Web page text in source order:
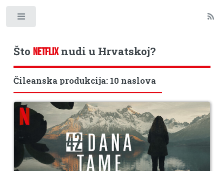
Što NETFLIXnudi u Hrvatskoj?
Čileanska produkcija: 10 naslova